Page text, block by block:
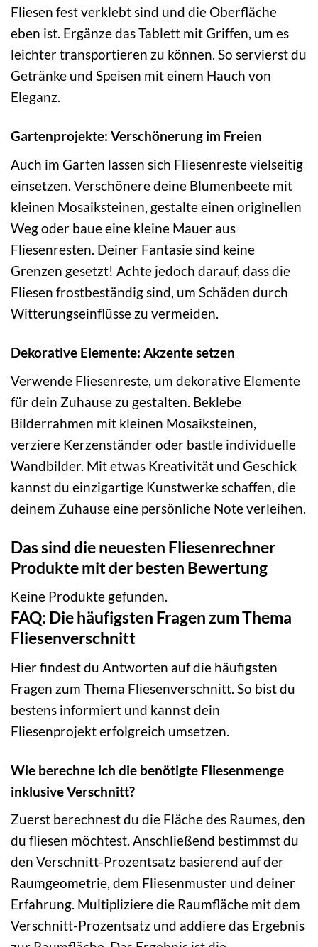
Fliesen fest verklebt sind und die Oberfläche
eben ist. Ergänze das Tablett mit Griffen, um es
leichter transportieren zu können. So servierst du
Getränke und Speisen mit einem Hauch von
Eleganz.
Gartenprojekte: Verschönerung im Freien
Auch im Garten lassen sich Fliesenreste vielseitig
einsetzen. Verschönere deine Blumenbeete mit
kleinen Mosaiksteinen, gestalte einen originellen
Weg oder baue eine kleine Mauer aus
Fliesenresten. Deiner Fantasie sind keine
Grenzen gesetzt! Achte jedoch darauf, dass die
Fliesen frostbeständig sind, um Schäden durch
Witterungseinflüsse zu vermeiden.
Dekorative Elemente: Akzente setzen
Verwende Fliesenreste, um dekorative Elemente
für dein Zuhause zu gestalten. Beklebe
Bilderrahmen mit kleinen Mosaiksteinen,
verziere Kerzenständer oder bastle individuelle
Wandbilder. Mit etwas Kreativität und Geschick
kannst du einzigartige Kunstwerke schaffen, die
deinem Zuhause eine persönliche Note verleihen.
Das sind die neuesten Fliesenrechner
Produkte mit der besten Bewertung
Keine Produkte gefunden.
FAQ: Die häufigsten Fragen zum Thema
Fliesenverschnitt
Hier findest du Antworten auf die häufigsten
Fragen zum Thema Fliesenverschnitt. So bist du
bestens informiert und kannst dein
Fliesenprojekt erfolgreich umsetzen.
Wie berechne ich die benötigte Fliesenmenge
inklusive Verschnitt?
Zuerst berechnest du die Fläche des Raumes, den
du fliesen möchtest. Anschließend bestimmst du
den Verschnitt-Prozentsatz basierend auf der
Raumgeometrie, dem Fliesenmuster und deiner
Erfahrung. Multipliziere die Raumfläche mit dem
Verschnitt-Prozentsatz und addiere das Ergebnis